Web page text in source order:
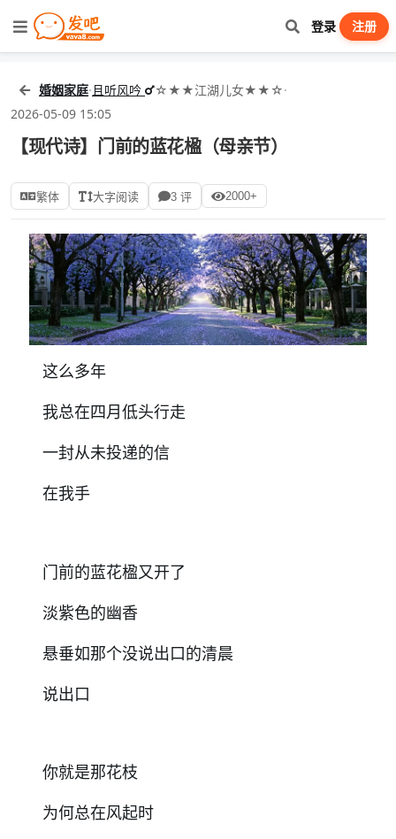
登录 注册
婚姻家庭· 且听风吟 ☆★★江湖儿女★★☆·
2026-05-09 15:05
【现代诗】门前的蓝花楹（母亲节）
繁体 大字阅读 3 评 2000+
这么多年
我总在四月低头行走
一封从未投递的信
在我手
门前的蓝花楹又开了
淡紫色的幽香
悬垂如那个没说出口的清晨
说出口
你就是那花枝
为何总在风起时